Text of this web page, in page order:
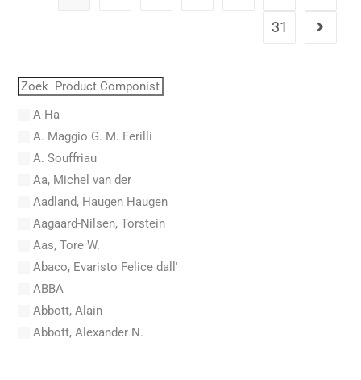
31
A-Ha
A. Maggio G. M. Ferilli
A. Souffriau
Aa, Michel van der
Aadland, Haugen Haugen
Aagaard-Nilsen, Torstein
Aas, Tore W.
Abaco, Evaristo Felice dall'
ABBA
Abbott, Alain
Abbott, Alexander N.